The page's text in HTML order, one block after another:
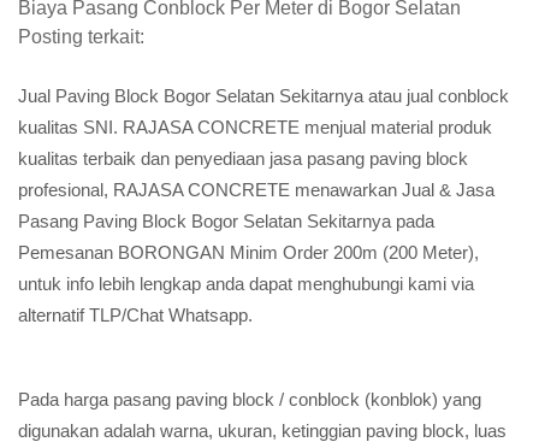
Biaya Pasang Conblock Per Meter di Bogor Selatan
Posting terkait:
Jual Paving Block Bogor Selatan Sekitarnya atau jual conblock
kualitas SNI. RAJASA CONCRETE menjual material produk
kualitas terbaik dan penyediaan jasa pasang paving block
profesional, RAJASA CONCRETE menawarkan Jual & Jasa
Pasang Paving Block Bogor Selatan Sekitarnya pada
Pemesanan BORONGAN Minim Order 200m (200 Meter),
untuk info lebih lengkap anda dapat menghubungi kami via
alternatif TLP/Chat Whatsapp.
Pada harga pasang paving block / conblock (konblok) yang
digunakan adalah warna, ukuran, ketinggian paving block, luas